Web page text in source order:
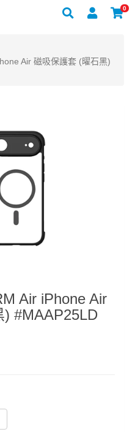
0
Air 磁吸保護套 (曜石黑)
Air iPhone Air
#MAAP25LD